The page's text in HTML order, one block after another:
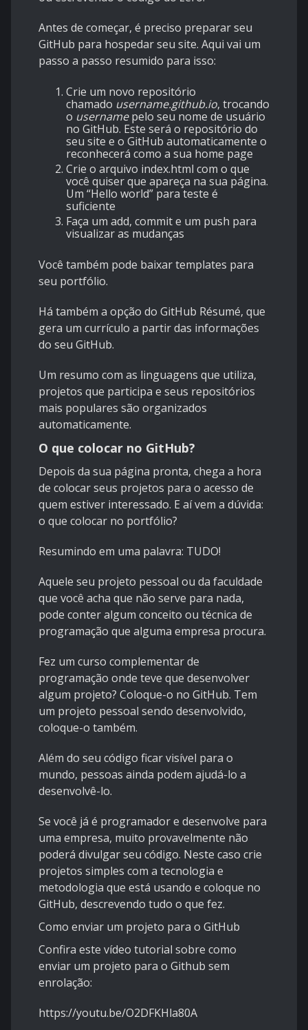
Antes de começar, é preciso preparar seu
GitHub para hospedar seu site. Aqui vai um
passo a passo resumido para isso:
Crie um novo repositório
chamado username.github.io, trocando
o usernamepelo seu nome de usuário
no GitHub. Este será o repositório do
seu site e o GitHub automaticamente o
reconhecerá como a sua home page
Crie o arquivo index.html com o que
você quiser que apareça na sua página.
Um “Hello world” para teste é
suficiente
Faça um add, commit e um push para
visualizar as mudanças
Você também pode baixar templates para
seu portfólio.
Há também a opção do GitHub Résumé, que
gera um currículo a partir das informações
do seu GitHub.
Um resumo com as linguagens que utiliza,
projetos que participa e seus repositórios
mais populares são organizados
automaticamente.
O que colocar no GitHub?
Depois da sua página pronta, chega a hora
de colocar seus projetos para o acesso de
quem estiver interessado. E aí vem a dúvida:
o que colocar no portfólio?
Resumindo em uma palavra: TUDO!
Aquele seu projeto pessoal ou da faculdade
que você acha que não serve para nada,
pode conter algum conceito ou técnica de
programação que alguma empresa procura.
Fez um curso complementar de
programação onde teve que desenvolver
algum projeto? Coloque-o no GitHub. Tem
um projeto pessoal sendo desenvolvido,
coloque-o também.
Além do seu código ficar visível para o
mundo, pessoas ainda podem ajudá-lo a
desenvolvê-lo.
Se você já é programador e desenvolve para
uma empresa, muito provavelmente não
poderá divulgar seu código. Neste caso crie
projetos simples com a tecnologia e
metodologia que está usando e coloque no
GitHub, descrevendo tudo o que fez.
Como enviar um projeto para o GitHub
Confira este vídeo tutorial sobre como
enviar um projeto para o Github sem
enrolação:
https://youtu.be/O2DFKHla80A